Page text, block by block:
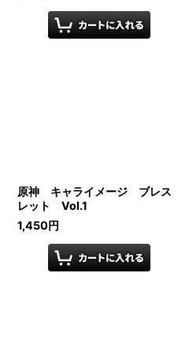
原神 キャライメージ ブレス
レット Vol.1
1,450円